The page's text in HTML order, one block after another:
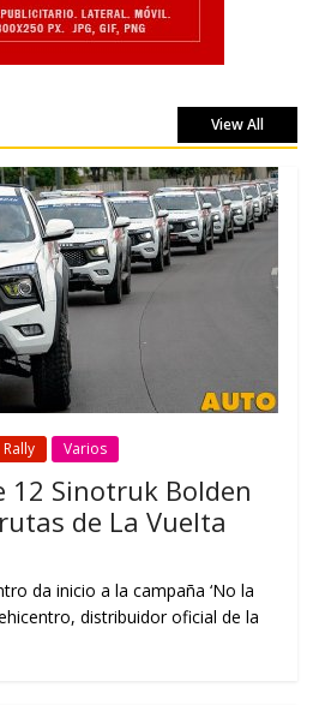
View All
Rally Varios
12 Sinotruk Bolden
de La Vuelta
da inicio a la campaña ‘No la
distribuidor oficial de la